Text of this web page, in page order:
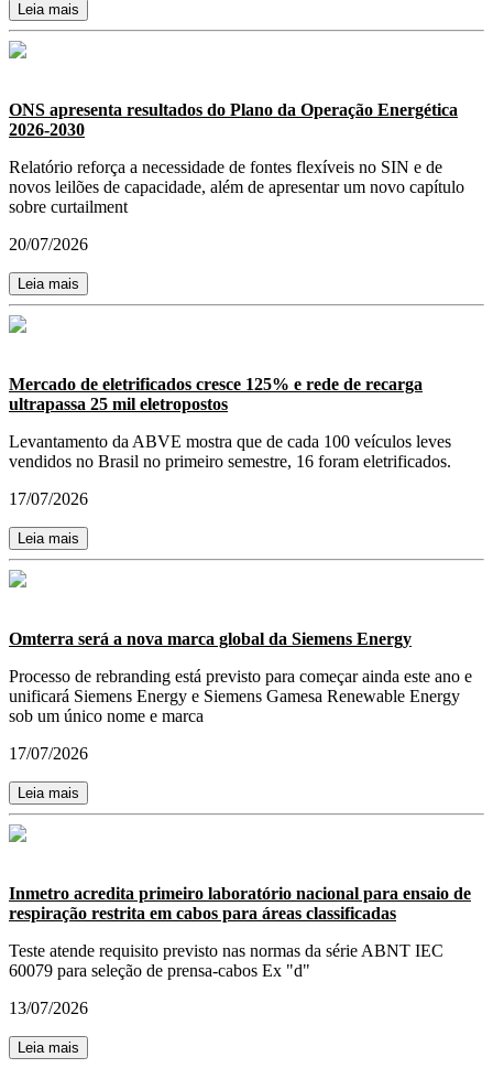
Leia mais
ONS apresenta resultados do Plano da Operação Energética
2026-2030
Relatório reforça a necessidade de fontes flexíveis no SIN e de
novos leilões de capacidade, além de apresentar um novo capítulo
sobre curtailment
20/07/2026
Leia mais
Mercado de eletrificados cresce 125% e rede de recarga
ultrapassa 25 mil eletropostos
Levantamento da ABVE mostra que de cada 100 veículos leves
vendidos no Brasil no primeiro semestre, 16 foram eletrificados.
17/07/2026
Leia mais
Omterra será a nova marca global da Siemens Energy
Processo de rebranding está previsto para começar ainda este ano e
unificará Siemens Energy e Siemens Gamesa Renewable Energy
sob um único nome e marca
17/07/2026
Leia mais
Inmetro acredita primeiro laboratório nacional para ensaio de
respiração restrita em cabos para áreas classificadas
Teste atende requisito previsto nas normas da série ABNT IEC
60079 para seleção de prensa-cabos Ex "d"
13/07/2026
Leia mais